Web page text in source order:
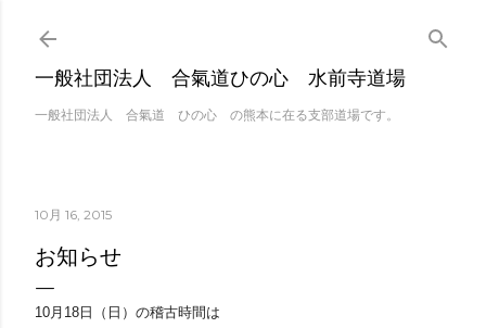
スキップしてメイン
一般社団法人 合氣道ひの心 水前寺道場
一般社団法人 合氣道 ひの心 の熊本に在る支部道場です。
10月 16, 2015
お知らせ
10月18日（日）の稽古時間は